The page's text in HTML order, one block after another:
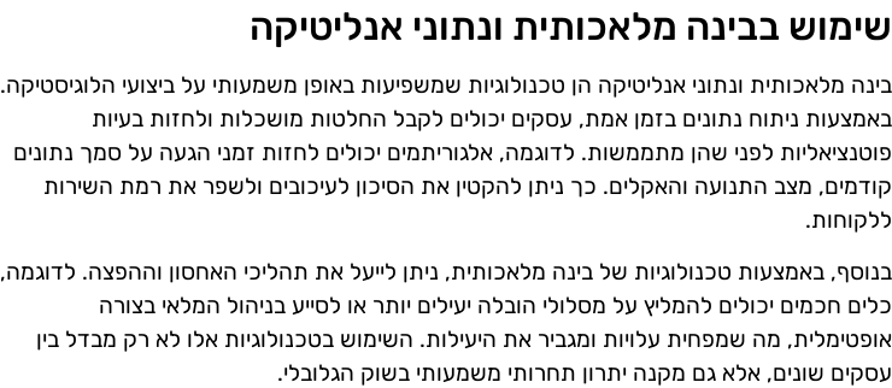
שימוש בבינה מלאכותית ונתוני אנליטיקה
בינה מלאכותית ונתוני אנליטיקה הן טכנולוגיות שמשפיעות באופן משמעותי על ביצועי הלוגיסטיקה.
באמצעות ניתוח נתונים בזמן אמת, עסקים יכולים לקבל החלטות מושכלות ולחזות בעיות
פוטנציאליות לפני שהן מתממשות. לדוגמה, אלגוריתמים יכולים לחזות זמני הגעה על סמך נתונים
קודמים, מצב התנועה והאקלים. כך ניתן להקטין את הסיכון לעיכובים ולשפר את רמת השירות
ללקוחות.
בנוסף, באמצעות טכנולוגיות של בינה מלאכותית, ניתן לייעל את תהליכי האחסון וההפצה. לדוגמה,
כלים חכמים יכולים להמליץ על מסלולי הובלה יעילים יותר או לסייע בניהול המלאי בצורה
אופטימלית, מה שמפחית עלויות ומגביר את היעילות. השימוש בטכנולוגיות אלו לא רק מבדל בין
עסקים שונים, אלא גם מקנה יתרון תחרותי משמעותי בשוק הגלובלי.